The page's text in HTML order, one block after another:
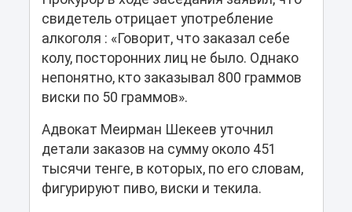
свидетель отрицает употребление
алкоголя : «Говорит, что заказал себе
колу, посторонних лиц не было. Однако
непонятно, кто заказывал 800 граммов
виски по 50 граммов».
Адвокат Меирман Шекеев уточнил
детали заказов на сумму около 451
тысячи тенге, в которых, по его словам,
фигурируют пиво, виски и текила.